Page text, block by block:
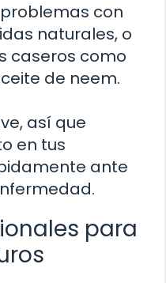
con
naturales, o
caseros como
de neem.
así que
en tus
ante
para